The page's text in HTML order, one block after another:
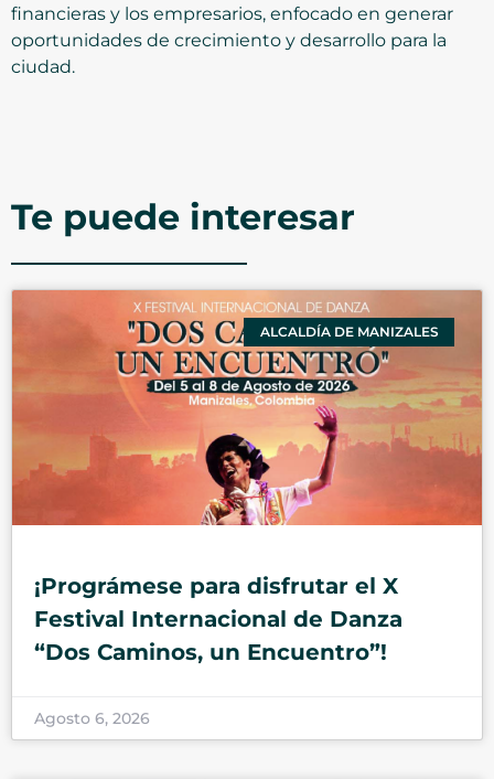
financieras y los empresarios, enfocado en generar
oportunidades de crecimiento y desarrollo para la
ciudad.
Te puede interesar
ALCALDÍA DE MANIZALES
¡Prográmese para disfrutar el X
Festival Internacional de Danza
“Dos Caminos, un Encuentro”!
Agosto 6, 2026